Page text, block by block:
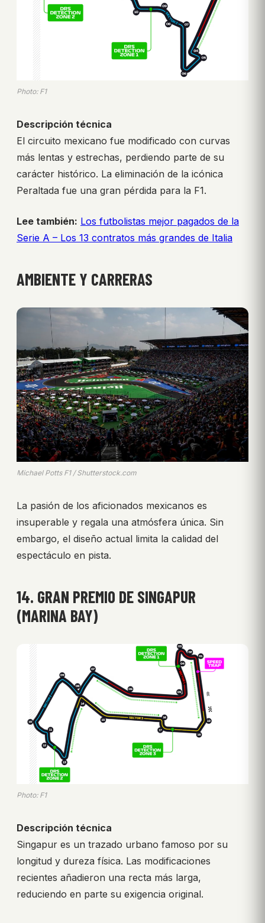
Photo: F1
Descripción técnica
El circuito mexicano fue modificado con curvas
más lentas y estrechas, perdiendo parte de su
carácter histórico. La eliminación de la icónica
Peraltada fue una gran pérdida para la F1.
Lee también: Los futbolistas mejor pagados de la
Serie A – Los 13 contratos más grandes de Italia
AMBIENTE Y CARRERAS
Michael Potts F1 / Shutterstock.com
La pasión de los aficionados mexicanos es
insuperable y regala una atmósfera única. Sin
embargo, el diseño actual limita la calidad del
espectáculo en pista.
14. GRAN PREMIO DE SINGAPUR
(MARINA BAY)
Photo: F1
Descripción técnica
Singapur es un trazado urbano famoso por su
longitud y dureza física. Las modificaciones
recientes añadieron una recta más larga,
reduciendo en parte su exigencia original.